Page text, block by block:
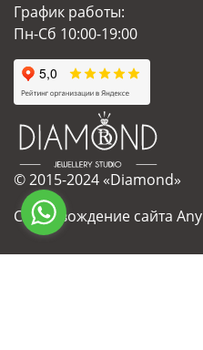
© 2015-2024 «Diamond»
Сопровождение сайта
График работы:
Пн-Сб 10:00-19:00